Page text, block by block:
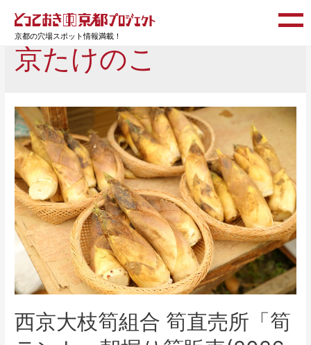
京都の穴場スポット情報満載！
京たけのこ
西京大枝筍組合 筍直売所「筍